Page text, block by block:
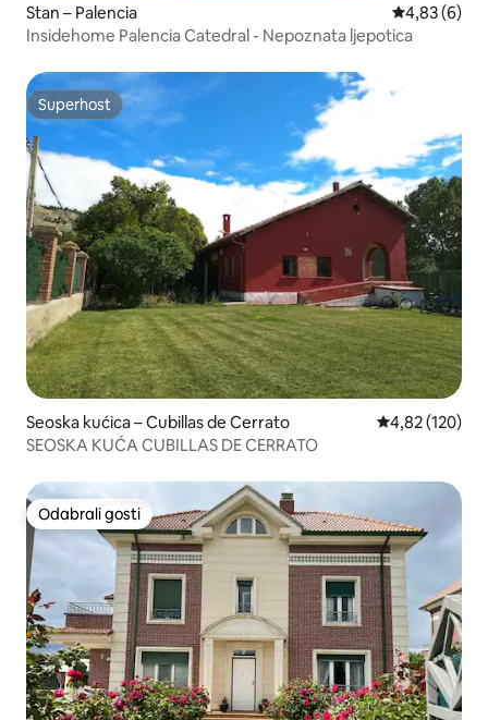
Stan – Palencia Prosječna
4,83 (6)
Insidehome Palencia Catedral - Nepoznata ljepotica
Superhost
Superhost
Seoska kućica – Cubillas de Cerrato Prosječna
4,82 (120)
SEOSKA KUĆA CUBILLAS DE CERRATO
Odabrali gosti
Odabrali gosti